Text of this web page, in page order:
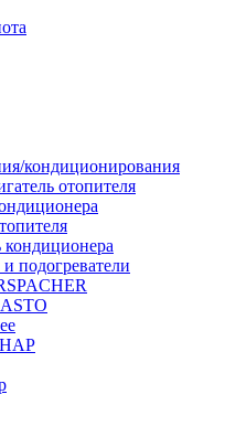
кондиционирования
отопителя
подогреватели